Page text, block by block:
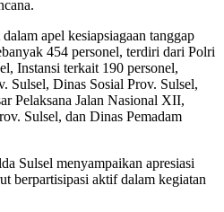
apel kesiapsiagaan tanggap
454 personel, terdiri dari Polri
Instansi terkait 190 personel,
Sulsel, Dinas Sosial Prov. Sulsel,
Pelaksana Jalan Nasional XII,
Sulsel, dan Dinas Pemadam
Sulsel menyampaikan apresiasi
berpartisipasi aktif dalam kegiatan